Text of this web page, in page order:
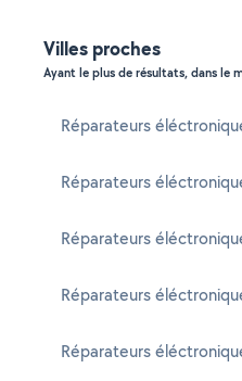
Villes proches
Ayant le plus de résultats, dans le
Réparateurs
Réparateurs
Réparateurs
Réparateurs
Réparateurs